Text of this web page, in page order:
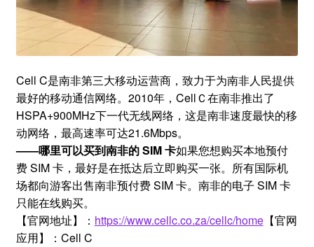
Cell C是南非第三大移动运营商，致力于为南非人民提供
最好的移动通信网络。2010年，CellＣ在南非推出了
HSPA+900MHz下一代无线网络，这是南非速度最快的移
动网络，最高速率可达21.6Mbps。
——哪里可以买到南非的 SIM 卡如果您想购买本地预付
费 SIM 卡，最好是在抵达后立即购买一张。所有国际机
场都向游客出售南非预付费 SIM 卡。南非的电子 SIM 卡
只能在线购买。
【官网地址】： https://www.cellc.co.za/cellc/home【官网
应用】：Cell C